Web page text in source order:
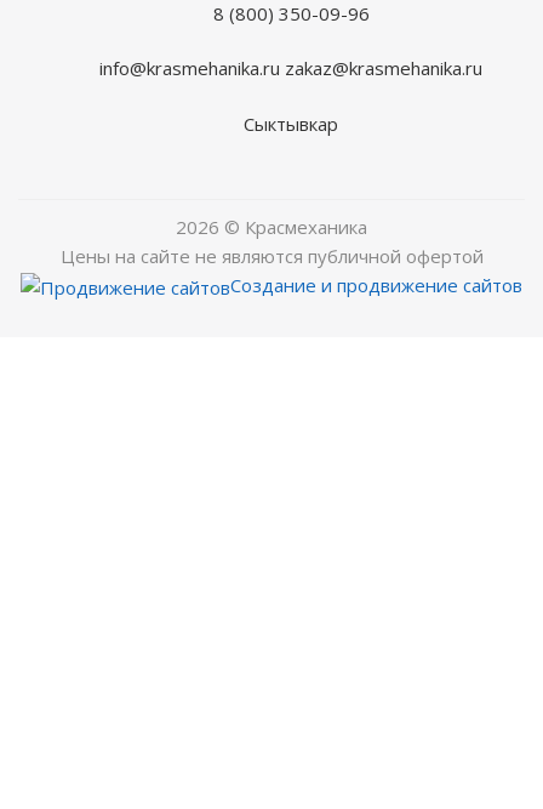
8 (800) 350-09-96
info@krasmehanika.ru zakaz@krasmehanika.ru
Сыктывкар
2026 © Красмеханика
Цены на сайте не являются публичной офертой
Создание и продвижение сайтов